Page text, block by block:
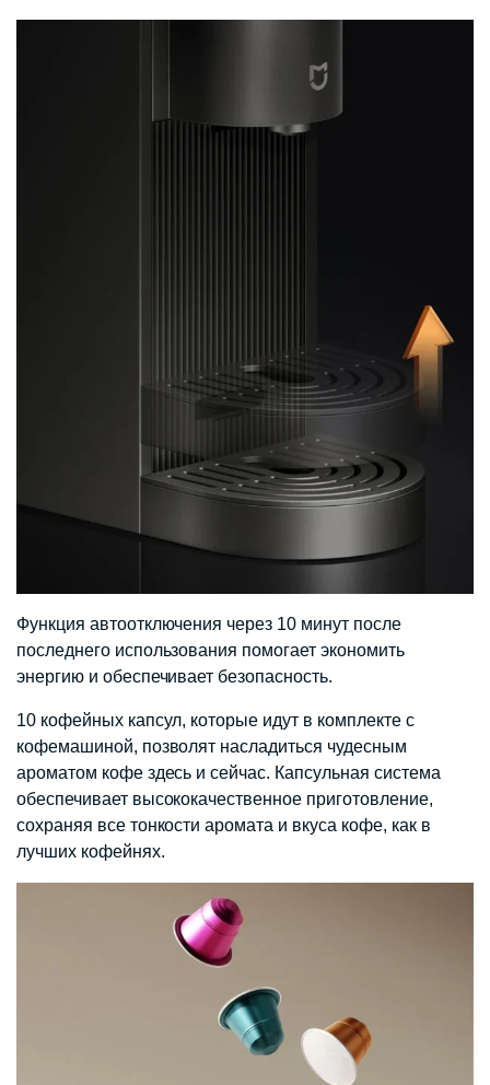
Функция автоотключения через 10 минут после
последнего использования помогает экономить
энергию и обеспечивает безопасность.​
10 кофейных капсул, которые идут в комплекте с
кофемашиной, позволят насладиться чудесным
ароматом кофе здесь и сейчас. Капсульная система
обеспечивает высококачественное приготовление,
сохраняя все тонкости аромата и вкуса кофе, как в
лучших кофейнях.